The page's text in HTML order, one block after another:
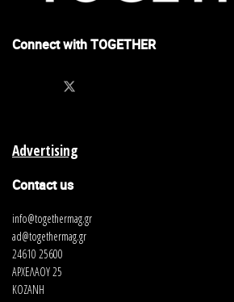
Connect with TOGETHER
Advertising
Contact us
info@togethermag.gr
ad@togethermag.gr
24610 25600
ΑΡΧΕΛΑΟΥ 25
ΚΟΖΑΝΗ